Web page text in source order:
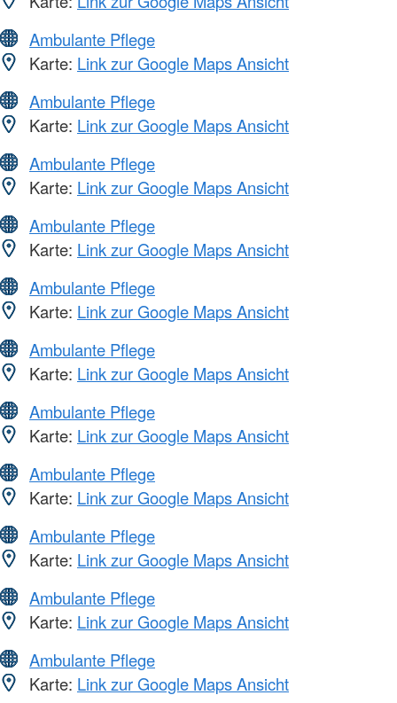
Ambulante Pflege
Karte: Link zur Google Maps Ansicht
Ambulante Pflege
Karte: Link zur Google Maps Ansicht
Ambulante Pflege
Karte: Link zur Google Maps Ansicht
Ambulante Pflege
Karte: Link zur Google Maps Ansicht
Ambulante Pflege
Karte: Link zur Google Maps Ansicht
Ambulante Pflege
Karte: Link zur Google Maps Ansicht
Ambulante Pflege
Karte: Link zur Google Maps Ansicht
Ambulante Pflege
Karte: Link zur Google Maps Ansicht
Ambulante Pflege
Karte: Link zur Google Maps Ansicht
Ambulante Pflege
Karte: Link zur Google Maps Ansicht
Ambulante Pflege
Karte: Link zur Google Maps Ansicht